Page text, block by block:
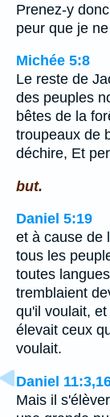
Prenez-y
peur que je
Michée 5:8
Le reste de
des peuples
bêtes de la
troupeaux de
déchire, Et
but.
Daniel 5:19
et à cause de
tous les
toutes
tremblaient
qu'il voulait,
élevait ceux
voulait.
Daniel
Mais il